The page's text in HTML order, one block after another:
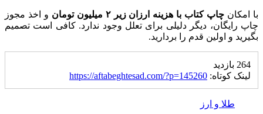
با امکان چاپ کتاب با هزینه ارزان زیر ۲ میلیون تومان
و اخذ مجوز
چاپ رایگان، دیگر دلیلی برای تعلل وجود ندارد. کافی است تصمیم
بگیرید و اولین قدم را بردارید.
264 بازدید
لینک کوتاه: https://aftabeghtesad.com/?p=145260
طلا و ارز